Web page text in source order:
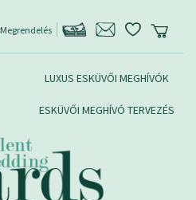
Megrendelés
LUXUS ESKÜVŐI MEGHÍVÓK
ESKÜVŐI MEGHÍVÓ TERVEZÉS